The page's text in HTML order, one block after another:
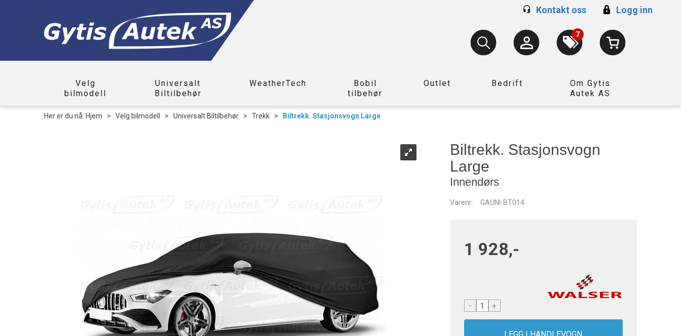
Kontakt oss Logg inn
7
Velg
bilmodell
Universalt
Biltilbehør
WeatherTech
Bobil
tilbehør
Outlet Bedrift
Om Gytis
Autek AS
Her er du nå: Hjem > Velg bilmodell > Universalt Biltilbehør > Trekk > Biltrekk. Stasjonsvogn Large
Biltrekk. Stasjonsvogn
Large
Innendørs
Varenr: GAUNI-BT014
1 928,-
- +